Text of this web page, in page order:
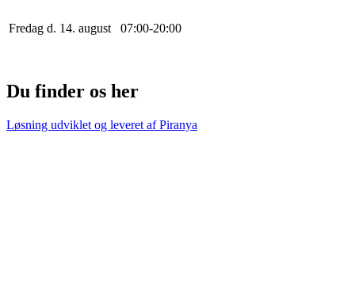
Fredag d. 14. august 07:00-20:00
Du finder os her
Løsning udviklet og leveret afPiranya